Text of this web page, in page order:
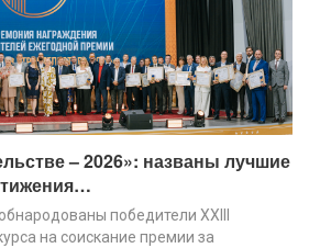
– 2026»: названы лучшие
победители XХIII
на соискание премии за